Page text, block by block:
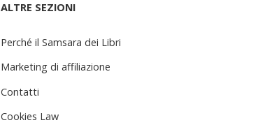
ALTRE SEZIONI
Perché il Samsara dei Libri
Marketing di affiliazione
Contatti
Cookies Law